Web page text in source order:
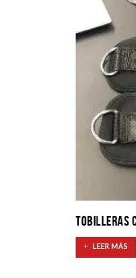
TOBILLERAS
LEER MÁS